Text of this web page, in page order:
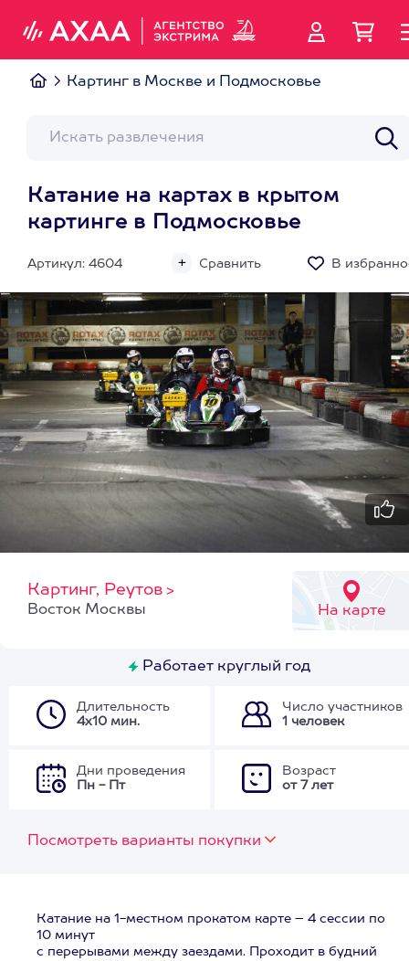
Картинг в Москве и Подмосковье
Катание на картах в крытом
картинге в Подмосковье
Артикул: 4604 Сравнить В
Картинг, Реутов >
На карте
Восток Москвы
Работает круглый год
Длительность
4х10 мин.
Число участников
1 человек
Дни проведения
Пн - Пт
Возраст
от 7 лет
Посмотреть варианты покупки
Катание на 1-местном прокатом карте – 4 сессии по
10 минут
с перерывами между заездами. Проходит в будний